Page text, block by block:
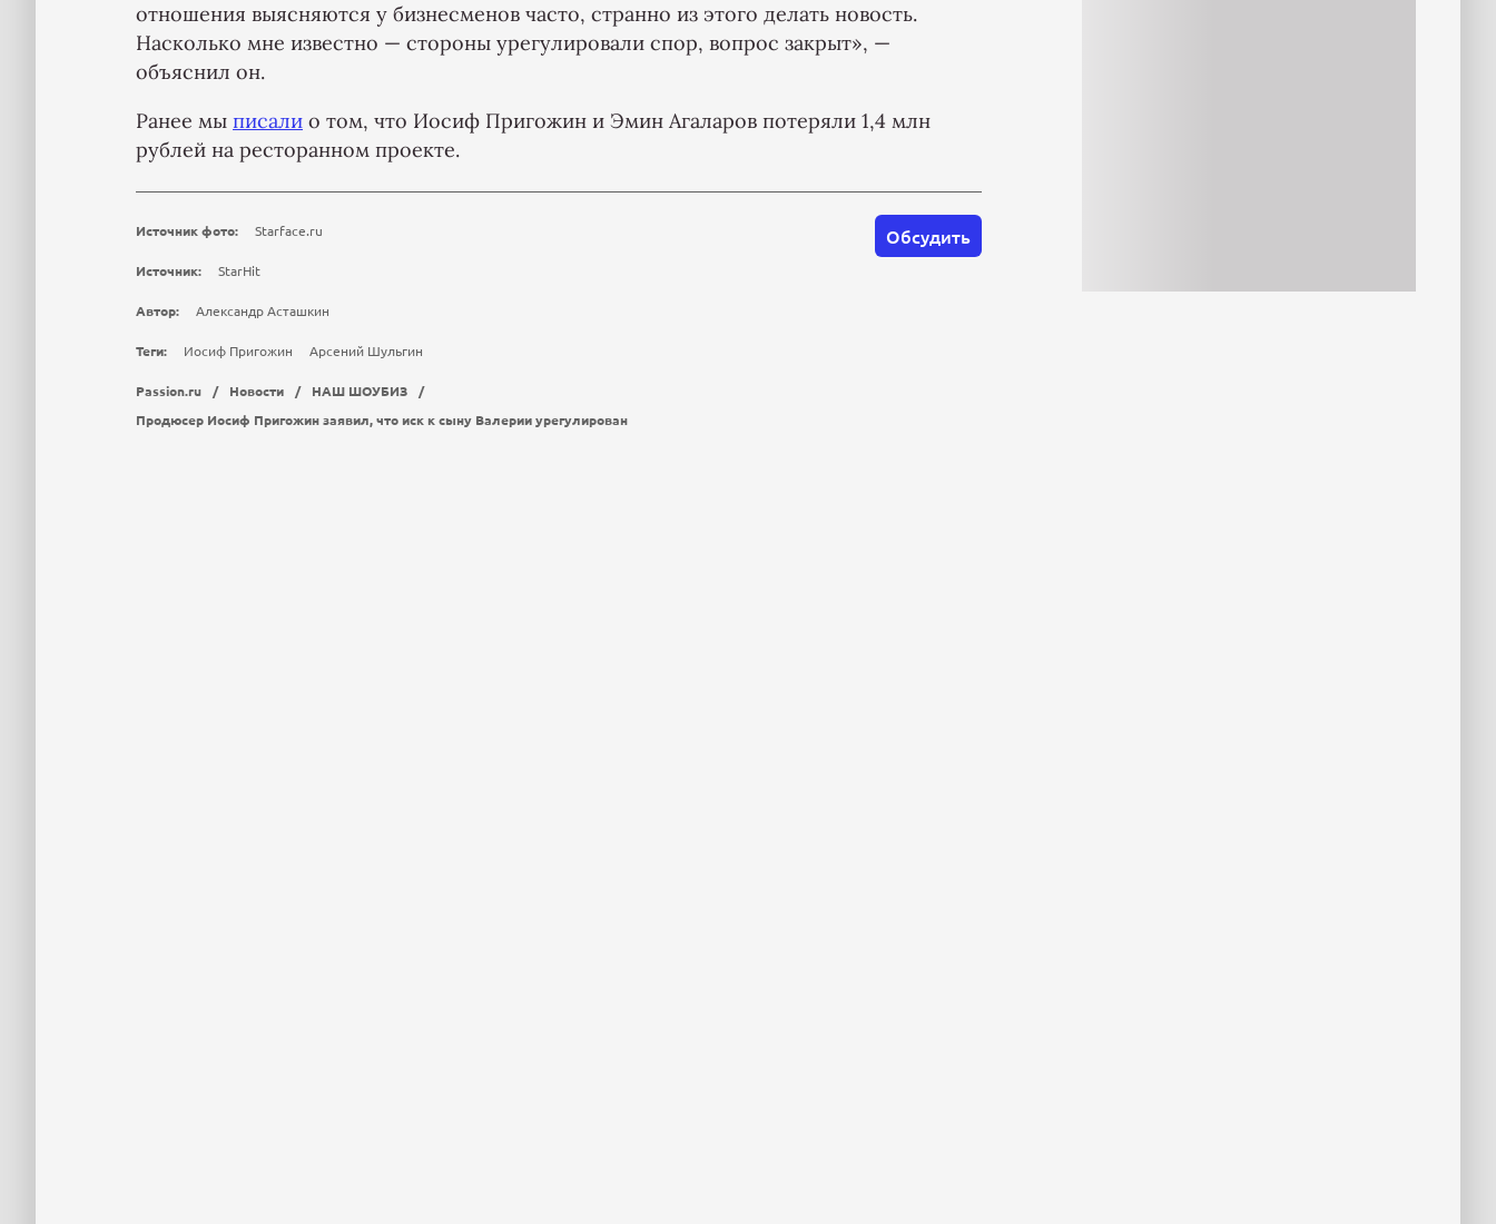
отношения выясняются у бизнесменов часто, странно из этого делать новость.
Насколько мне известно — стороны урегулировали спор, вопрос закрыт», —
объяснил он.
Ранее мы писали о том, что Иосиф Пригожин и Эмин Агаларов потеряли 1,4 млн
рублей на ресторанном проекте.
Обсудить
Источник фото: Starface.ru
Источник: StarHit
Автор: Александр Асташкин
Теги: Иосиф Пригожин Арсений Шульгин
Passion.ru / Новости / НАШ ШОУБИЗ
/
Продюсер Иосиф Пригожин заявил, что иск к сыну Валерии урегулирован